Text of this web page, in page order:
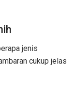
jenis
cukup jelas